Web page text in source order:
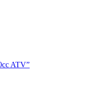
ATV”